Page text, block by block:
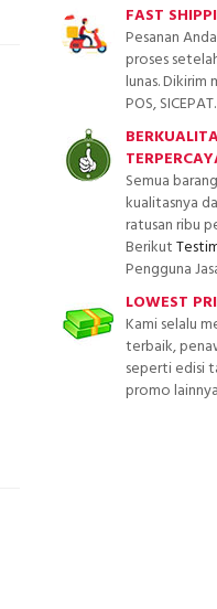
FAST
Pesanan
proses
lunas. Dikirim
POS, SICEPAT.
Semua
kualitasnya
ratusan ribu
Berikut
Pengguna
LOWEST
Kami selalu
terbaik,
seperti edisi
promo lainnya